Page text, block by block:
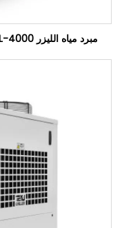
مبرد مياه الليزر TEYU CWFL-4000 لآلة قطع الليزر الألياف 4kw